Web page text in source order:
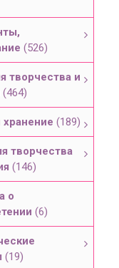
(526)
творчества и
(464)
хранение (189)
творчества
(146)
о
(6)
(19)